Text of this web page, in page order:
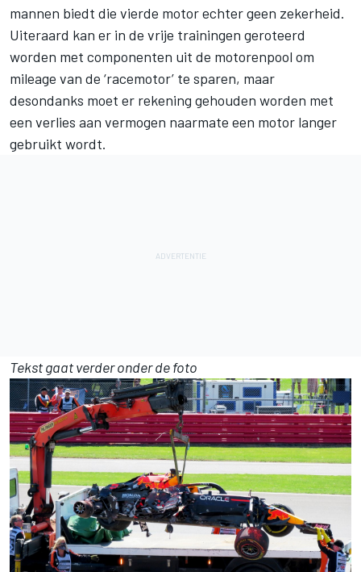
mannen biedt die vierde motor echter geen zekerheid.
Uiteraard kan er in de vrije trainingen geroteerd
worden met componenten uit de motorenpool om
mileage van de ‘racemotor’ te sparen, maar
desondanks moet er rekening gehouden worden met
een verlies aan vermogen naarmate een motor langer
gebruikt wordt.
Tekst gaat verder onder de foto